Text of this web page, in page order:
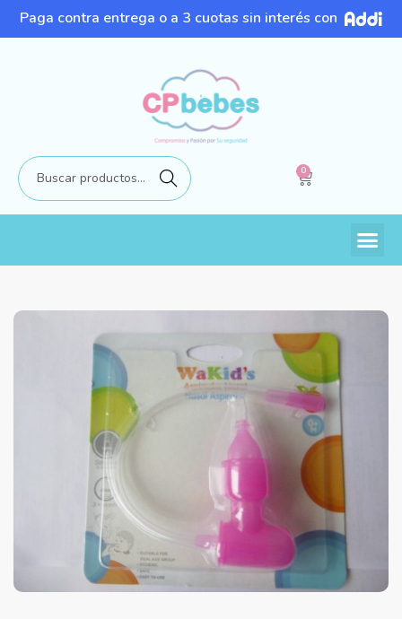
Paga contra entrega o a 3 cuotas sin interés con
Buscar 0